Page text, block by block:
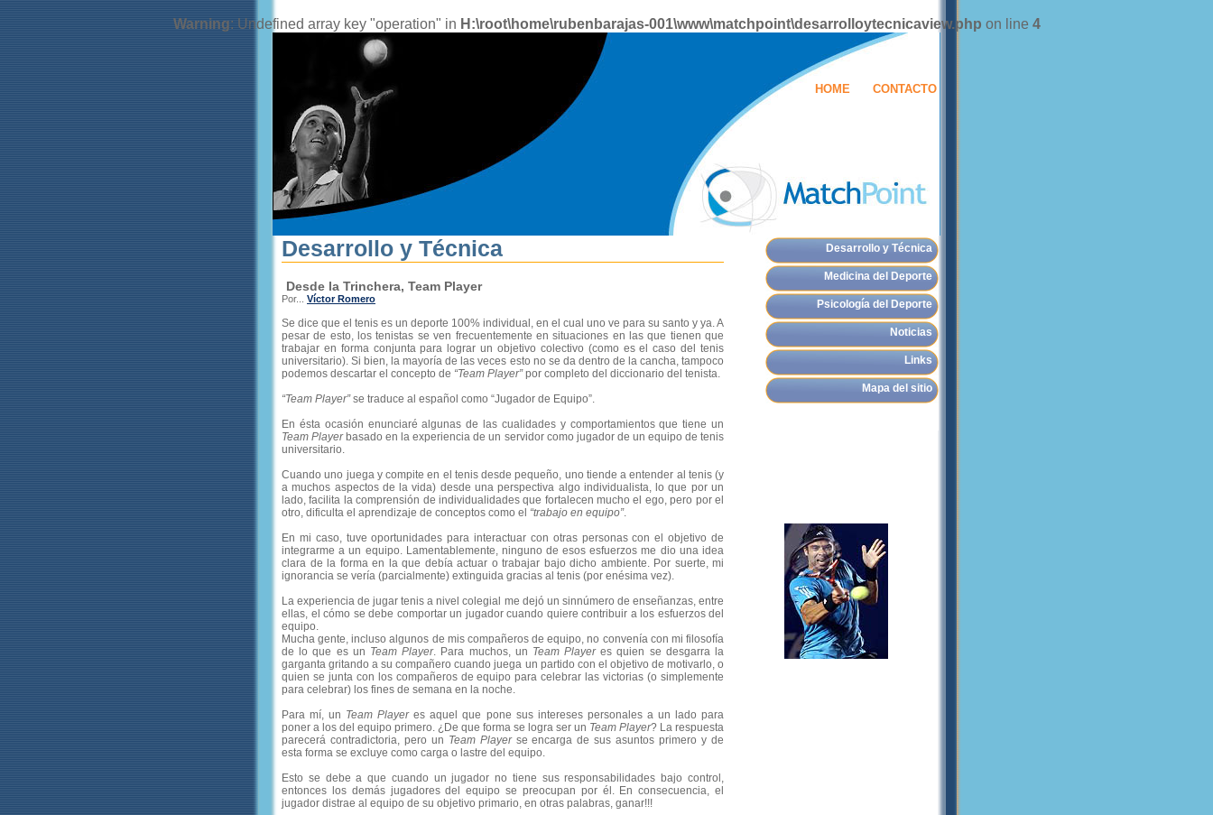
Warning: Undefined array key "operation" in H:\root\home\rubenbarajas-001\www\matchpoint\desarrolloytecnicaview.php on line 4
CONTACTO
HOME
Desarrollo y Técnica
Medicina del Deporte
Psicología del Deporte
Noticias
Links
Mapa del sitio
Desarrollo y Técnica
Desde la Trinchera, Team Player
Por... Víctor Romero
Se dice que el tenis es un deporte 100% individual, en el cual uno ve para su santo y ya. A
pesar de esto, los tenistas se ven frecuentemente en situaciones en las que tienen que
trabajar en forma conjunta para lograr un objetivo colectivo (como es el caso del tenis
universitario). Si bien, la mayoría de las veces esto no se da dentro de la cancha, tampoco
podemos descartar el concepto de “Team Player”por completo del diccionario del tenista.
“Team Player”se traduce al español como “Jugador de Equipo”.
En ésta ocasión enunciaré algunas de las cualidades y comportamientos que tiene un
Team Playerbasado en la experiencia de un servidor como jugador de un equipo de tenis
universitario.
Cuando uno juega y compite en el tenis desde pequeño, uno tiende a entender al tenis (y
a muchos aspectos de la vida) desde una perspectiva algo individualista, lo que por un
lado, facilita la comprensión de individualidades que fortalecen mucho el ego, pero por el
otro, dificulta el aprendizaje de conceptos como el “trabajo en equipo”.
En mi caso, tuve oportunidades para interactuar con otras personas con el objetivo de
integrarme a un equipo. Lamentablemente, ninguno de esos esfuerzos me dio una idea
clara de la forma en la que debía actuar o trabajar bajo dicho ambiente. Por suerte, mi
ignorancia se vería (parcialmente) extinguida gracias al tenis (por enésima vez).
La experiencia de jugar tenis a nivel colegial me dejó un sinnúmero de enseñanzas, entre
ellas, el cómo se debe comportar un jugador cuando quiere contribuir a los esfuerzos del
equipo.
Mucha gente, incluso algunos de mis compañeros de equipo, no convenía con mi filosofía
de lo que es un Team Player. Para muchos, un Team Playeres quien se desgarra la
garganta gritando a su compañero cuando juega un partido con el objetivo de motivarlo, o
quien se junta con los compañeros de equipo para celebrar las victorias (o simplemente
para celebrar) los fines de semana en la noche.
Para mí, un Team Playeres aquel que pone sus intereses personales a un lado para
poner a los del equipo primero. ¿De que forma se logra ser un Team Player? La respuesta
parecerá contradictoria, pero un Team Playerse encarga de sus asuntos primero y de
esta forma se excluye como carga o lastre del equipo.
Esto se debe a que cuando un jugador no tiene sus responsabilidades bajo control,
entonces los demás jugadores del equipo se preocupan por él. En consecuencia, el
jugador distrae al equipo de su objetivo primario, en otras palabras, ganar!!!